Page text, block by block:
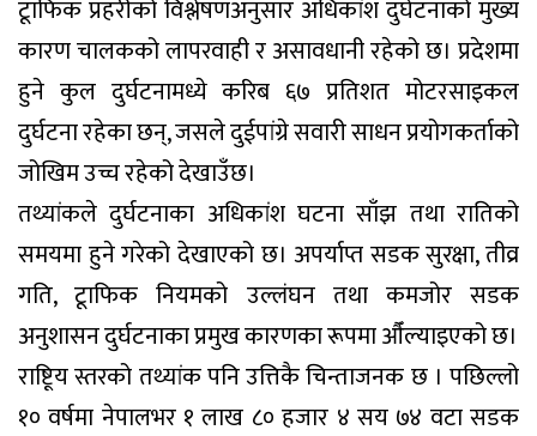
टूाफिक प्रहरीको विश्लेषणअनुसार अधिकांश दुर्घटनाको मुख्य
कारण चालकको लापरवाही र असावधानी रहेको छ। प्रदेशमा
हुने कुल दुर्घटनामध्ये करिब ६७ प्रतिशत मोटरसाइकल
दुर्घटना रहेका छन्, जसले दुईपांग्रे सवारी साधन प्रयोगकर्ताको
जोखिम उच्च रहेको देखाउँछ।
तथ्यांकले दुर्घटनाका अधिकांश घटना साँझ तथा रातिको
समयमा हुने गरेको देखाएको छ। अपर्याप्त सडक सुरक्षा, तीव्र
गति, टूाफिक नियमको उल्लंघन तथा कमजोर सडक
अनुशासन दुर्घटनाका प्रमुख कारणका रूपमा औँल्याइएको छ।
राष्टिूय स्तरको तथ्यांक पनि उत्तिकै चिन्ताजनक छ । पछिल्लो
१० वर्षमा नेपालभर १ लाख ८० हजार ४ सय ७४ वटा सडक